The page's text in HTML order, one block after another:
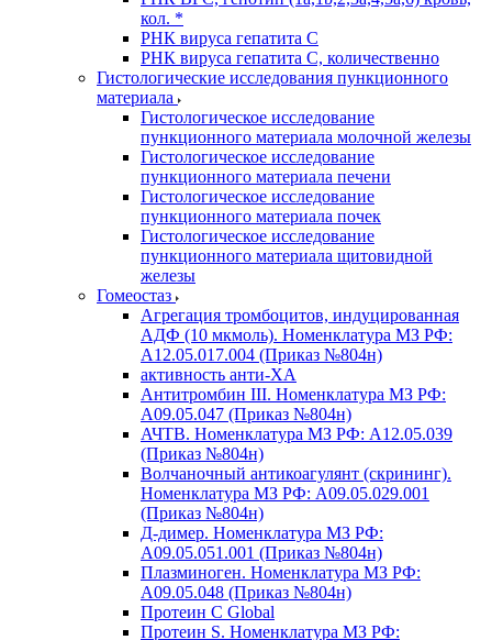
кол. *
РНК вируса гепатита C
РНК вируса гепатита C, количественно
Гистологические исследования пункционного
материала
Гистологическое исследование
пункционного материала молочной железы
Гистологическое исследование
пункционного материала печени
Гистологическое исследование
пункционного материала почек
Гистологическое исследование
пункционного материала щитовидной
железы
Гомеостаз
Агрегация тромбоцитов, индуцированная
АДФ (10 мкмоль). Номенклатура МЗ РФ:
A12.05.017.004 (Приказ №804н)
активность анти-ХА
Антитромбин III. Номенклатура МЗ РФ:
A09.05.047 (Приказ №804н)
АЧТВ. Номенклатура МЗ РФ: A12.05.039
(Приказ №804н)
Волчаночный антикоагулянт (скрининг).
Номенклатура МЗ РФ: A09.05.029.001
(Приказ №804н)
Д-димер. Номенклатура МЗ РФ:
A09.05.051.001 (Приказ №804н)
Плазминоген. Номенклатура МЗ РФ:
A09.05.048 (Приказ №804н)
Протеин C Global
Протеин S. Номенклатура МЗ РФ: